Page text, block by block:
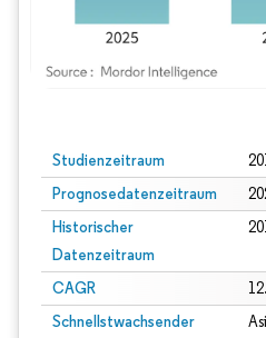
Studienzeitraum
Prognosedatenzeitraum
Historischer
Datenzeitraum
CAGR
Schnellstwachsender